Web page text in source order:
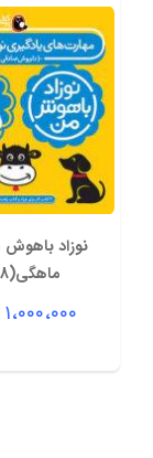
ماهگی(8جلد)
۱،۰۰۰،۰۰۰